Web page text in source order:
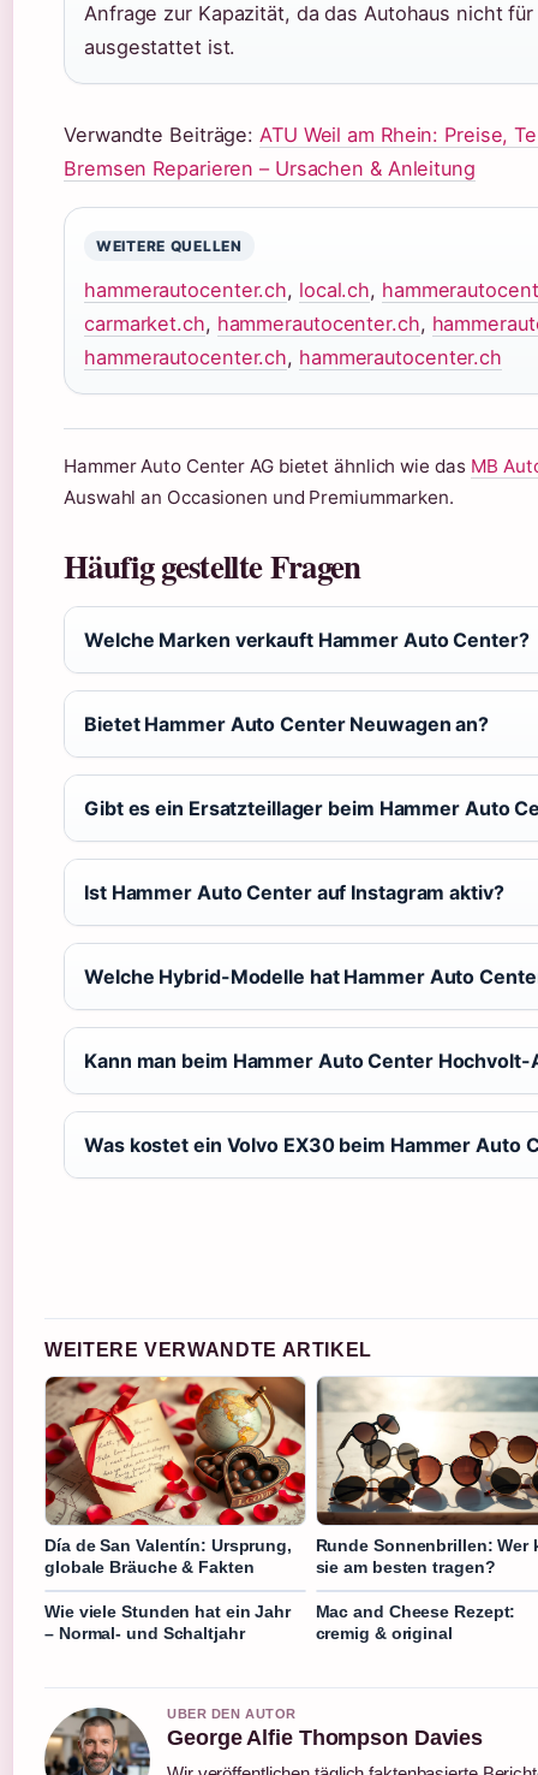
Anfrage zur Kapazität, da das Autohaus nicht
ausgestattet ist.
Verwandte Beiträge: ATU Weil am Rhein: Preise,
Bremsen Reparieren – Ursachen & Anleitung
WEITERE QUELLEN
hammerautocenter.ch, local.ch,
carmarket.ch, hammerautocenter.ch,
hammerautocenter.ch, hammerautocenter.ch
Hammer Auto Center AG bietet ähnlich wie das MB
Auswahl an Occasionen und Premiummarken.
Häufig gestellte Fragen
Welche Marken verkauft Hammer Auto Center?
Bietet Hammer Auto Center Neuwagen an?
Gibt es ein Ersatzteillager beim Hammer Auto
Ist Hammer Auto Center auf Instagram aktiv?
Welche Hybrid-Modelle hat Hammer Auto
Kann man beim Hammer Auto Center
Was kostet ein Volvo EX30 beim Hammer Auto
WEITERE VERWANDTE ARTIKEL
Día de San Valentín: Ursprung,
globale Bräuche & Fakten
Runde Sonnenbrillen: Wer
sie am besten tragen?
Wie viele Stunden hat ein Jahr
– Normal- und Schaltjahr
Mac and Cheese Rezept:
cremig & original
UBER DEN AUTOR
George Alfie Thompson Davies